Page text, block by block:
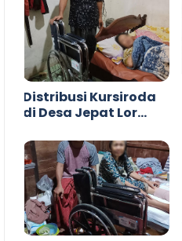
Distribusi Kursiroda
di Desa Jepat Lor